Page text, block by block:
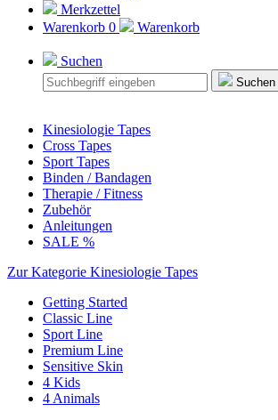
Merkzettel
Warenkorb 0 Warenkorb
Suchen
Suchen
Kinesiologie Tapes
Cross Tapes
Sport Tapes
Binden / Bandagen
Therapie / Fitness
Zubehör
Anleitungen
SALE %
Zur Kategorie Kinesiologie Tapes
Getting Started
Classic Line
Sport Line
Premium Line
Sensitive Skin
4 Kids
4 Animals